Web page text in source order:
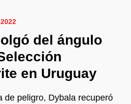
del ángulo
en Uruguay
de peligro, Dybala recuperó